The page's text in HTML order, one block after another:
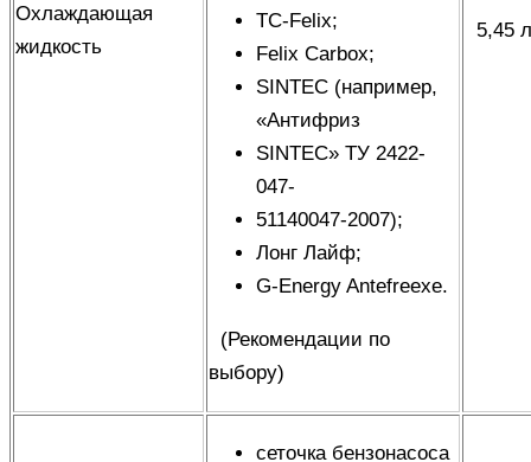
Охлаждающая
жидкость
ТС-Felix;
Felix Carbox;
SINTEC (например,
«Антифриз
SINTEC» ТУ 2422-
047-
51140047-2007);
Лонг Лайф;
G-Energy Antefreexe.
(Рекомендации по
выбору)
5,45 л
сеточка бензонасоса